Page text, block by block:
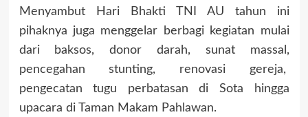
Menyambut Hari Bhakti TNI AU tahun ini
pihaknya juga menggelar berbagi kegiatan mulai
dari baksos, donor darah, sunat massal,
pencegahan stunting, renovasi gereja,
pengecatan tugu perbatasan di Sota hingga
upacara di Taman Makam Pahlawan.